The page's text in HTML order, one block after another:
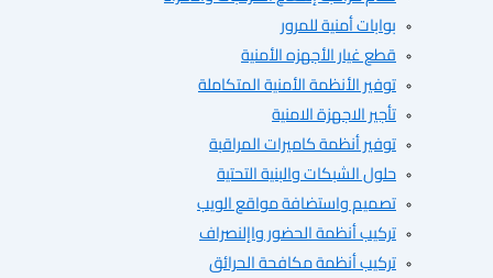
بوابات أمنية للمرور
قطع غيار الأجهزه الأمنية
توفير الأنظمة الأمنية المتكاملة
تأجير الاجهزة الامنية
توفير أنظمة كاميرات المراقبة
حلول الشبكات والبنية التحتية
تصميم واستضافة مواقع الويب
تركيب أنظمة الحضور واإلنصراف
تركيب أنظمة مكافحة الحرائق